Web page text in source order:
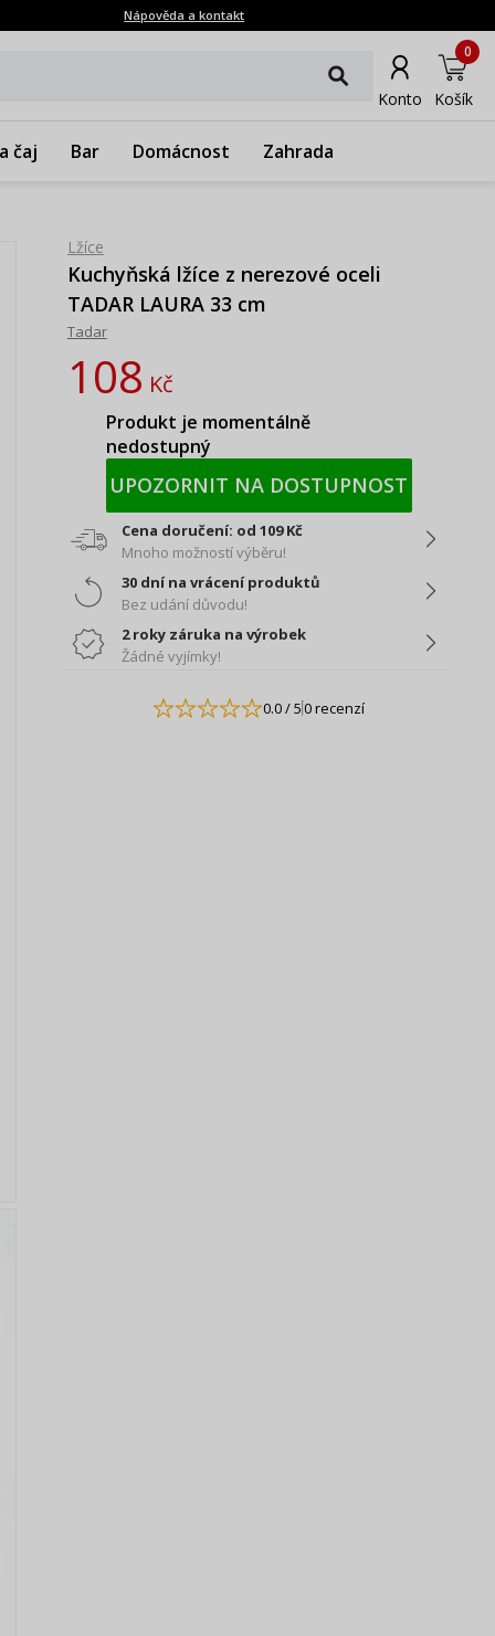
Nápověda a kontakt
Konto Košík
0
čaj Bar Domácnost Zahrada
Lžíce
Kuchyňská lžíce z nerezové oceli
TADAR LAURA 33 cm
Tadar
108Kč
Produkt je momentálně
nedostupný
UPOZORNIT NA DOSTUPNOST
Cena doručení: od 109 Kč
Mnoho možností výběru!
30 dní na vrácení produktů
Bez udání důvodu!
2 roky záruka na výrobek
Žádné vyjímky!
0.0/ 50 recenzí